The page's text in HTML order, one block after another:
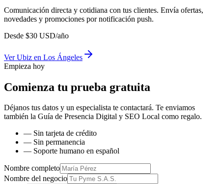
Comunicación directa y cotidiana con tus clientes. Envía ofertas,
novedades y promociones por notificación push.
Desde $30 USD/año
VerUbiz en Los Ángeles
Empieza hoy
Comienza tu prueba gratuita
Déjanos tus datos y un especialista te contactará. Te enviamos
también la Guía de Presencia Digital y SEO Local como regalo.
— Sin tarjeta de crédito
— Sin permanencia
— Soporte humano en español
Nombre completo
Nombre del negocio